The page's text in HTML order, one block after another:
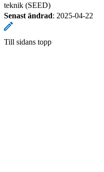
teknik (SEED)
Senast ändrad: 2025-04-22
Till sidans topp